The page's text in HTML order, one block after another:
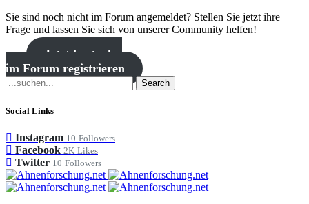
Sie sind noch nicht im Forum angemeldet? Stellen Sie jetzt ihre
Frage und lassen Sie sich von unserer Community helfen!
Jetzt kostenlos
im Forum registrieren
Search
Social Links
Instagram 10 Followers
Facebook 2K Likes
Twitter 10 Followers